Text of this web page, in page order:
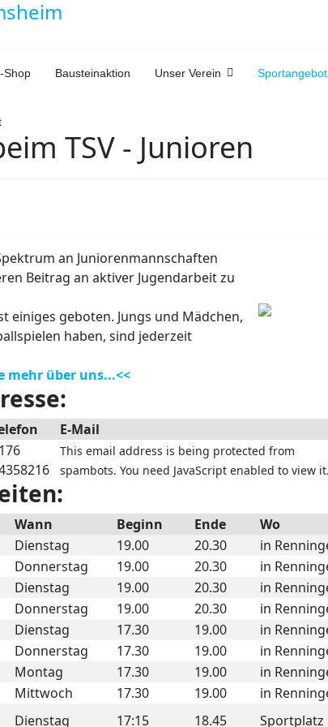
Shop Bausteinaktion Unser Verein Sportangebot
TSV - Junioren
an Juniorenmannschaften
Beitrag an aktiver Jugendarbeit zu
einiges geboten. Jungs und Mädchen,
haben, sind jederzeit
mehr über uns...<<
E-Mail
This email address is being protected from
spambots. You need JavaScript enabled to view it.
Wann Beginn Ende
Wo
Dienstag 19.00 20.30
in
Donnerstag 19.00 20.30
in
Dienstag 19.00 20.30
in
Donnerstag 19.00 20.30
in
Dienstag 17.30 19.00
in
Donnerstag 17.30 19.00
in
Montag 17.30 19.00
in
Mittwoch 17.30 19.00
in
Dienstag 17:15 18.45 Sportplatz